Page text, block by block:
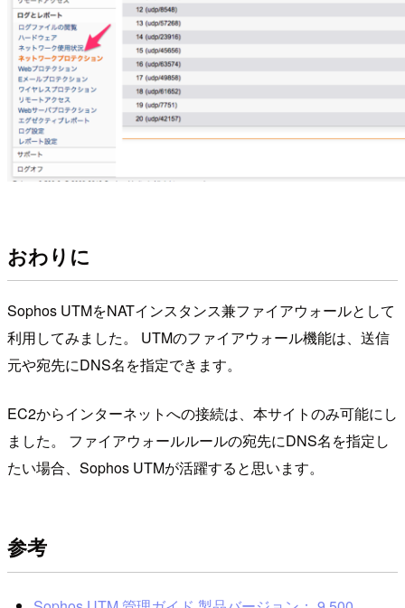
おわりに
Sophos UTMをNATインスタンス兼ファイアウォールとして
利用してみました。 UTMのファイアウォール機能は、送信
元や宛先にDNS名を指定できます。
EC2からインターネットへの接続は、本サイトのみ可能にし
ました。 ファイアウォールルールの宛先にDNS名を指定し
たい場合、Sophos UTMが活躍すると思います。
参考